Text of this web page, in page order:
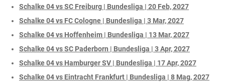
Schalke 04 vs SC Freiburg | Bundesliga | 20 Feb, 2027
Schalke 04 vs FC Cologne | Bundesliga | 3 Mar, 2027
Schalke 04 vs Hoffenheim | Bundesliga | 13 Mar, 2027
Schalke 04 vs SC Paderborn | Bundesliga | 3 Apr, 2027
Schalke 04 vs Hamburger SV | Bundesliga | 17 Apr, 2027
Schalke 04 vs Eintracht Frankfurt | Bundesliga | 8 Mag, 2027